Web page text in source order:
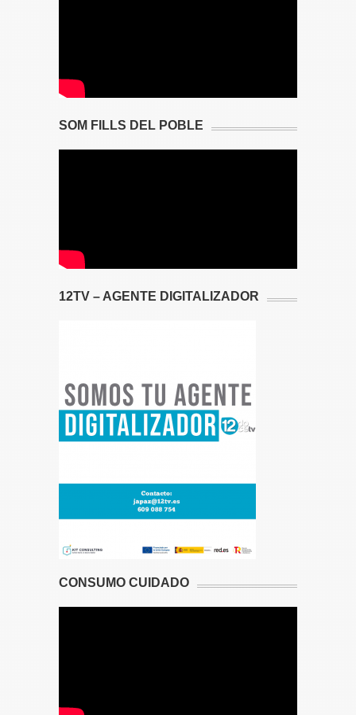
SOM FILLS DEL POBLE
12TV – AGENTE DIGITALIZADOR
CONSUMO CUIDADO